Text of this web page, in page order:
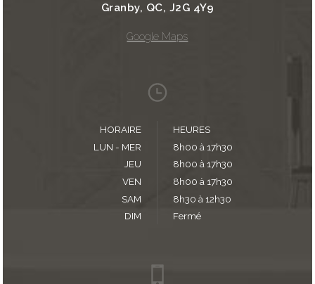
Granby, QC, J2G 4Y9
Google Maps
HORAIRE
HEURES
LUN - MER
8h00 à 17h30
JEU
8h00 à 17h30
VEN
8h00 à 17h30
SAM
8h30 à 12h30
DIM
Fermé